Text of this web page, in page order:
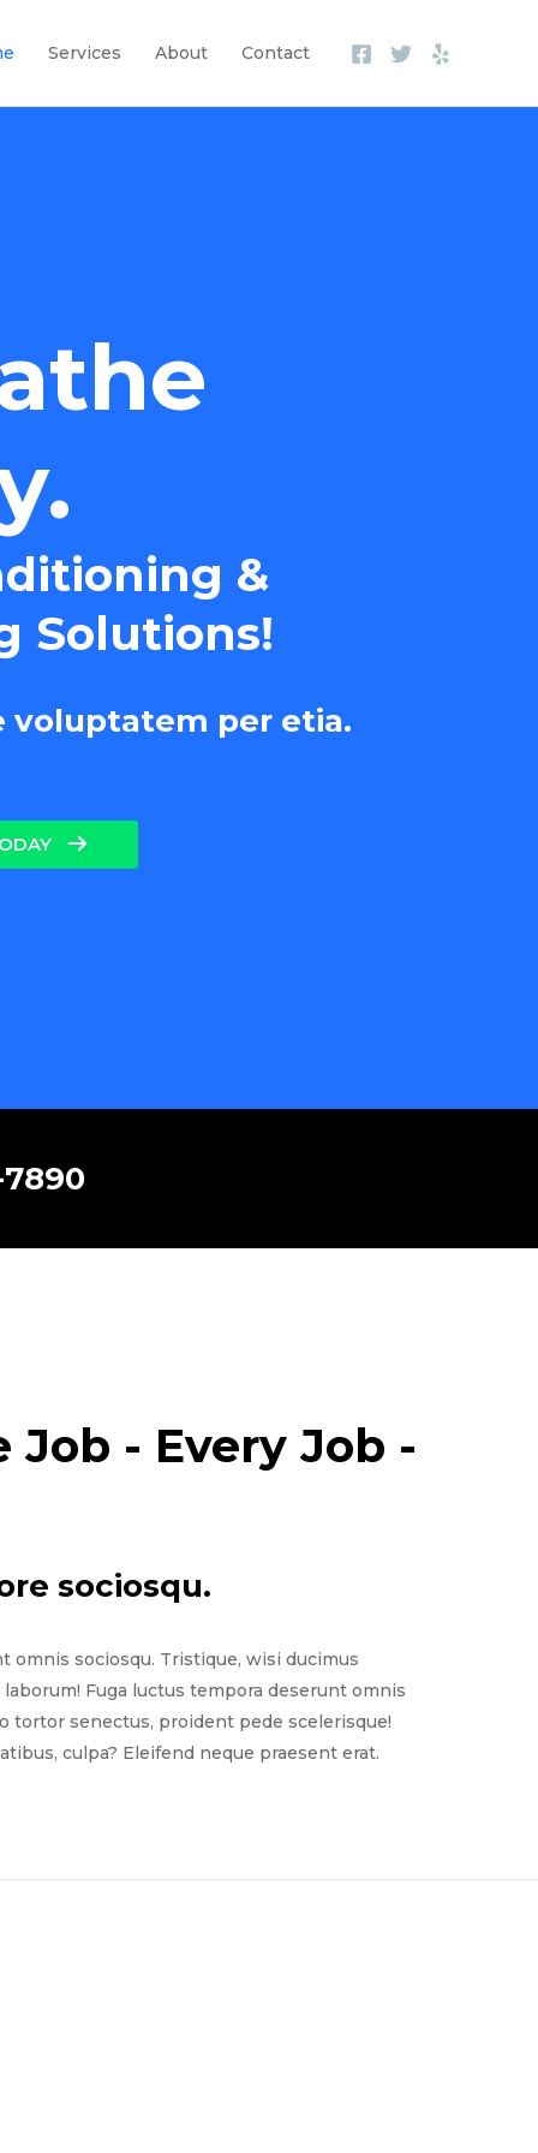
Services About Contact
&
Solutions!
voluptatem per etia.
- Every Job -
sociosqu.
omnis sociosqu. Tristique, wisi ducimus
Fuga luctus tempora deserunt omnis
tortor senectus, proident pede scelerisque!
culpa? Eleifend neque praesent erat.